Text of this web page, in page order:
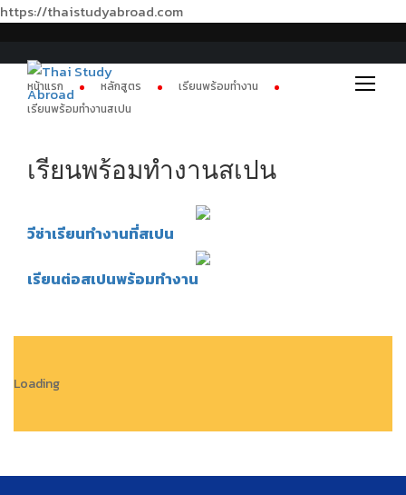
https://thaistudyabroad.com
หน้าแรก หลักสูตร
เรียนพร้อมทำงาน
เรียนพร้อมทำงานสเปน
เรียนพร้อมทำงานสเปน
วีซ่าเรียนทำงานที่สเปน
เรียนต่อสเปนพร้อมทำงาน
Loading